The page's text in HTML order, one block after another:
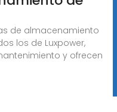
de almacenamiento
los de Luxpower,
y ofrecen